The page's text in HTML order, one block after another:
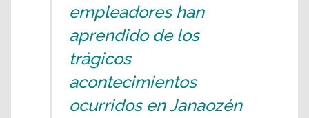
empleadores han
aprendido de los
trágicos
acontecimientos
ocurridos en Janaozén